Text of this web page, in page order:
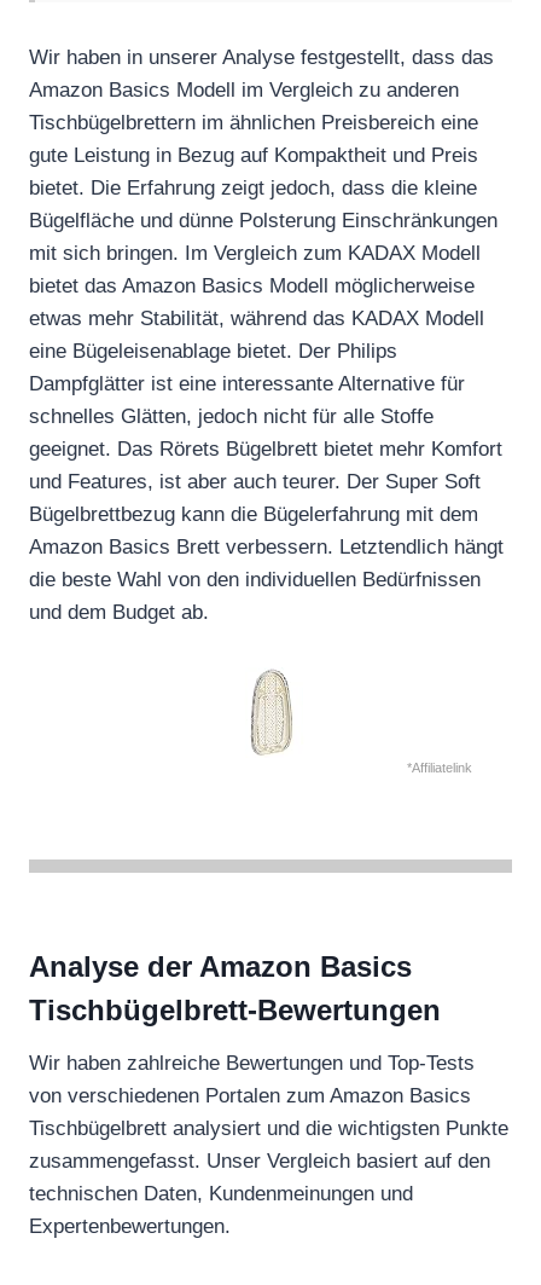
Wir haben in unserer Analyse festgestellt, dass das
Amazon Basics Modell im Vergleich zu anderen
Tischbügelbrettern im ähnlichen Preisbereich eine
gute Leistung in Bezug auf Kompaktheit und Preis
bietet. Die Erfahrung zeigt jedoch, dass die kleine
Bügelfläche und dünne Polsterung Einschränkungen
mit sich bringen. Im Vergleich zum KADAX Modell
bietet das Amazon Basics Modell möglicherweise
etwas mehr Stabilität, während das KADAX Modell
eine Bügeleisenablage bietet. Der Philips
Dampfglätter ist eine interessante Alternative für
schnelles Glätten, jedoch nicht für alle Stoffe
geeignet. Das Rörets Bügelbrett bietet mehr Komfort
und Features, ist aber auch teurer. Der Super Soft
Bügelbrettbezug kann die Bügelerfahrung mit dem
Amazon Basics Brett verbessern. Letztendlich hängt
die beste Wahl von den individuellen Bedürfnissen
und dem Budget ab.
*Affiliatelink
Analyse der Amazon Basics
Tischbügelbrett-Bewertungen
Wir haben zahlreiche Bewertungen und Top-Tests
von verschiedenen Portalen zum Amazon Basics
Tischbügelbrett analysiert und die wichtigsten Punkte
zusammengefasst. Unser Vergleich basiert auf den
technischen Daten, Kundenmeinungen und
Expertenbewertungen.